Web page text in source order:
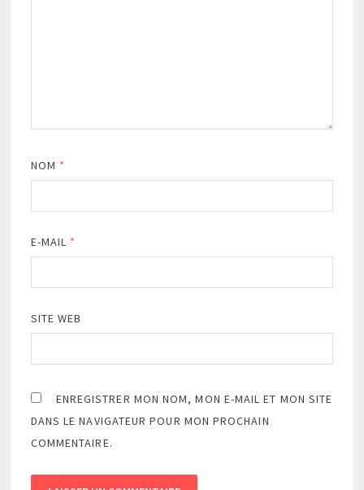
NOM *
E-MAIL *
SITE WEB
ENREGISTRER MON NOM, MON E-MAIL ET MON SITE
DANS LE NAVIGATEUR POUR MON PROCHAIN
COMMENTAIRE.